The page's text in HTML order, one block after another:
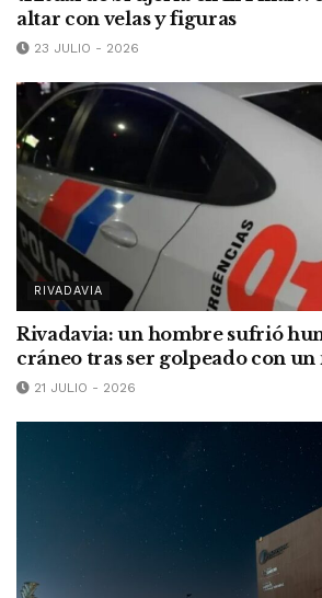
altar con velas y figuras
23 JULIO - 2026
RIVADAVIA
Rivadavia: un hombre sufrió
cráneo tras ser golpeado con
21 JULIO - 2026